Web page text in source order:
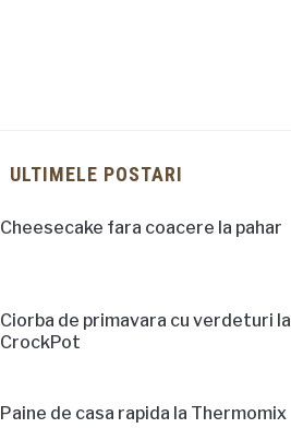
ULTIMELE POSTARI
Cheesecake fara coacere la pahar
Ciorba de primavara cu verdeturi la
CrockPot
Paine de casa rapida la Thermomix